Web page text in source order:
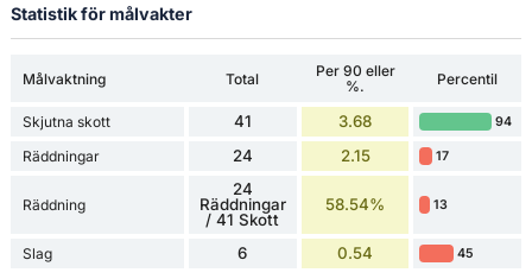
Statistik för målvakter
Målvaktning Total
Per 90 eller
%.
Percentil
Skjutna skott 41 3.68 94
Räddningar 24 2.15 17
Räddning
24
Räddningar
/ 41 Skott
58.54% 13
Slag 6 0.54 45